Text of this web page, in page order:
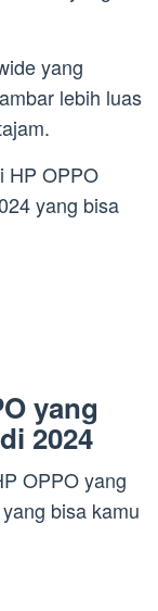
yang
lebih luas
HP OPPO
yang bisa
yang
2024
OPPO yang
bisa kamu